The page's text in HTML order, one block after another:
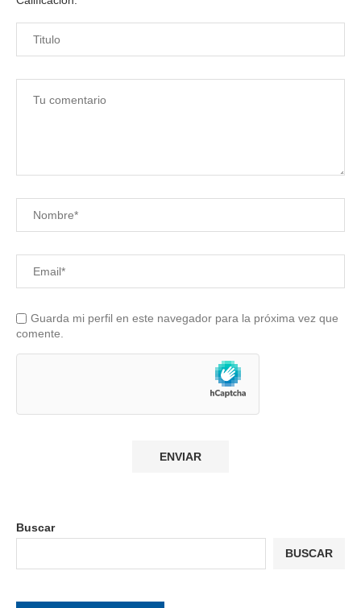
Guarda mi perfil en este navegador para la próxima vez que
comente.
Buscar
BUSCAR